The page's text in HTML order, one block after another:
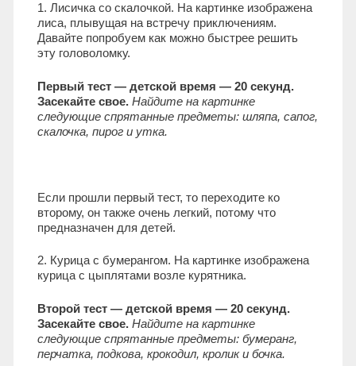
1. Лисичка со скалочкой. На картинке изображена
лиса, плывущая на встречу приключениям.
Давайте попробуем как можно быстрее решить
эту головоломку.
Первый тест — детской время — 20 секунд.
Засекайте свое. Найдите на картинке
следующие спрятанные предметы: шляпа, сапог,
скалочка, пирог и утка.
Если прошли первый тест, то переходите ко
второму, он также очень легкий, потому что
предназначен для детей.
2. Курица с бумерангом. На картинке изображена
курица с цыплятами возле курятника.
Второй тест — детской время — 20 секунд.
Засекайте свое. Найдите на картинке
следующие спрятанные предметы: бумеранг,
перчатка, подкова, крокодил, кролик и бочка.